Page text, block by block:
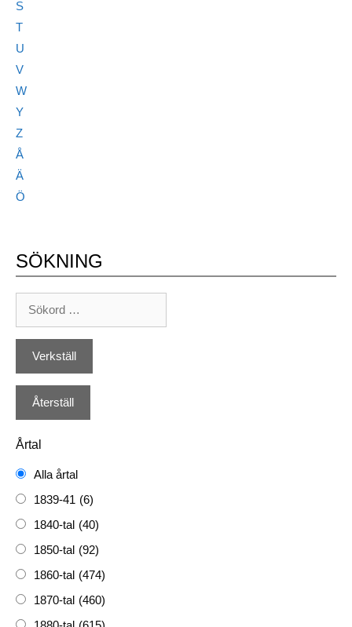
S
T
U
V
W
Y
Z
Å
Ä
Ö
SÖKNING
Årtal
Alla årtal
1839-41 (6)
1840-tal (40)
1850-tal (92)
1860-tal (474)
1870-tal (460)